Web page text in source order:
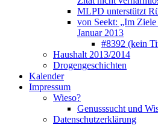
MLPD unterstützt
von Seekt: „Im
Januar 2013
#8392 (kein
Haushalt 2013/2014
Drogengeschichten
Kalender
Impressum
Wieso?
Genusssucht und
Datenschutzerklärung